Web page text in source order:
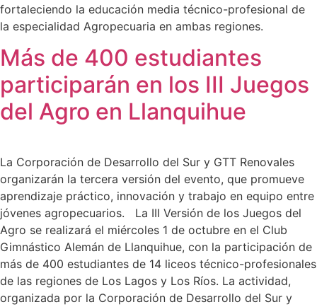
fortaleciendo la educación media técnico-profesional de
la especialidad Agropecuaria en ambas regiones.
Más de 400 estudiantes
participarán en los III Juegos
del Agro en Llanquihue
La Corporación de Desarrollo del Sur y GTT Renovales
organizarán la tercera versión del evento, que promueve
aprendizaje práctico, innovación y trabajo en equipo entre
jóvenes agropecuarios. La III Versión de los Juegos del
Agro se realizará el miércoles 1 de octubre en el Club
Gimnástico Alemán de Llanquihue, con la participación de
más de 400 estudiantes de 14 liceos técnico-profesionales
de las regiones de Los Lagos y Los Ríos. La actividad,
organizada por la Corporación de Desarrollo del Sur y